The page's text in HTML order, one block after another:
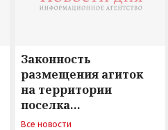
Законность
размещения агиток
на территории
поселка
Новосергиевка
Все новости